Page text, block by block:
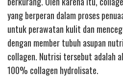
yang berperan dalam proses
untuk perawatan kulit dan
dengan member tubuh asupan
collagen. Nutrisi tersebut adalah
100% collagen hydrolisate.